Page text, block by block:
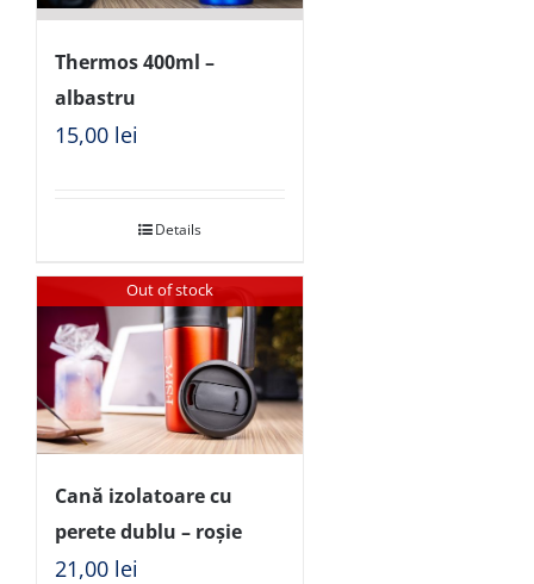
Thermos 400ml –
albastru
15,00 lei
Details
Out of stock
Cană izolatoare cu
perete dublu – roșie
21,00 lei